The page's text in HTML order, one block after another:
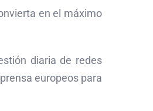
en el máximo
diaria de redes
europeos para